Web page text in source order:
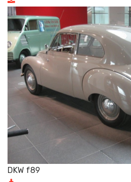
DKW f89